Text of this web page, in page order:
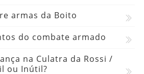
armas da Boito
do combate armado
na Culatra da Rossi /
ou Inútil?